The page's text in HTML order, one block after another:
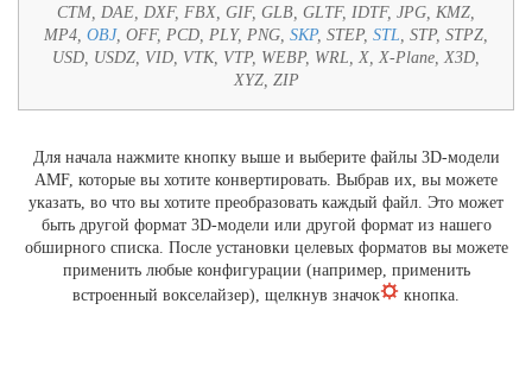
CTM, DAE, DXF, FBX, GIF, GLB, GLTF, IDTF, JPG, KMZ,
MP4, OBJ, OFF, PCD, PLY, PNG, SKP, STEP, STL, STP, STPZ,
USD, USDZ, VID, VTK, VTP, WEBP, WRL, X, X-Plane, X3D,
XYZ, ZIP
Для начала нажмите кнопку выше и выберите файлы 3D-модели
AMF, которые вы хотите конвертировать. Выбрав их, вы можете
указать, во что вы хотите преобразовать каждый файл. Это может
быть другой формат 3D-модели или другой формат из нашего
обширного списка. После установки целевых форматов вы можете
применить любые конфигурации (например, применить
встроенный вокселайзер), щелкнув значок
кнопка.